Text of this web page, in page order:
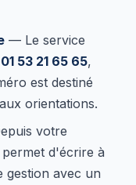
— Le service
01 53 21 65 65,
est destiné
orientations.
votre
d'écrire à
gestion avec un